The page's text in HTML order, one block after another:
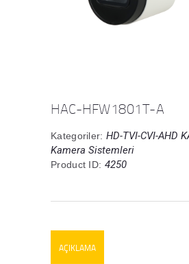
HAC-HFW1801T-A
Kategoriler: HD-TVI-CVI-AHD
Kamera Sistemleri
Product ID: 4250
AÇIKLAMA